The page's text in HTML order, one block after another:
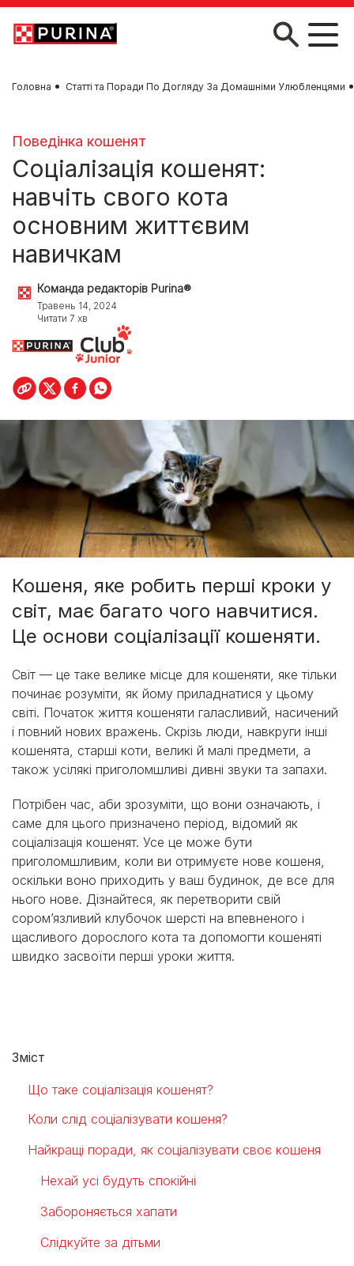
Skip to main content
Головна Статті та Поради По Догляду За Домашніми Улюбленцями
Поведінка кошенят
Соціалізація кошенят:
навчіть свого кота
основним життєвим
навичкам
Команда редакторів Purina®
Травень 14, 2024
Читати 7 хв
Кошеня, яке робить перші кроки у
світ, має багато чого навчитися.
Це основи соціалізації кошеняти.
Світ — це таке велике місце для кошеняти, яке тільки
починає розуміти, як йому приладнатися у цьому
світі. Початок життя кошеняти галасливий, насичений
і повний нових вражень. Скрізь люди, навкруги інші
кошенята, старші коти, великі й малі предмети, а
також усілякі приголомшливі дивні звуки та запахи.
Потрібен час, аби зрозуміти, що вони означають, і
саме для цього призначено період, відомий як
соціалізація кошенят. Усе це може бути
приголомшливим, коли ви отримуєте нове кошеня,
оскільки воно приходить у ваш будинок, де все для
нього нове. Дізнайтеся, як перетворити свій
сором’язливий клубочок шерсті на впевненого і
щасливого дорослого кота та допомогти кошеняті
швидко засвоїти перші уроки життя.
Зміст
Що таке соціалізація кошенят?
Коли слід соціалізувати кошеня?
Найкращі поради, як соціалізувати своє кошеня
Нехай усі будуть спокійні
Забороняється хапати
Слідкуйте за дітьми